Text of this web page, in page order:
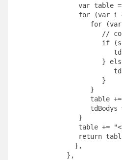
var table
for (var i
for
//
if
}
                      }
                   }
table
tdBodys
                }
table +=
return
               },
             },